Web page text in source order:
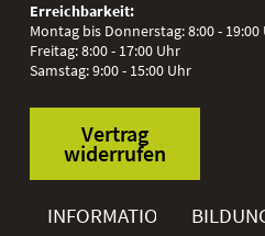
Erreichbarkeit:
Montag bis Donnerstag: 8:00 - 19:00
Freitag: 8:00 - 17:00 Uhr
Samstag: 9:00 - 15:00 Uhr
Vertrag
widerrufen
INFORMATIONEN